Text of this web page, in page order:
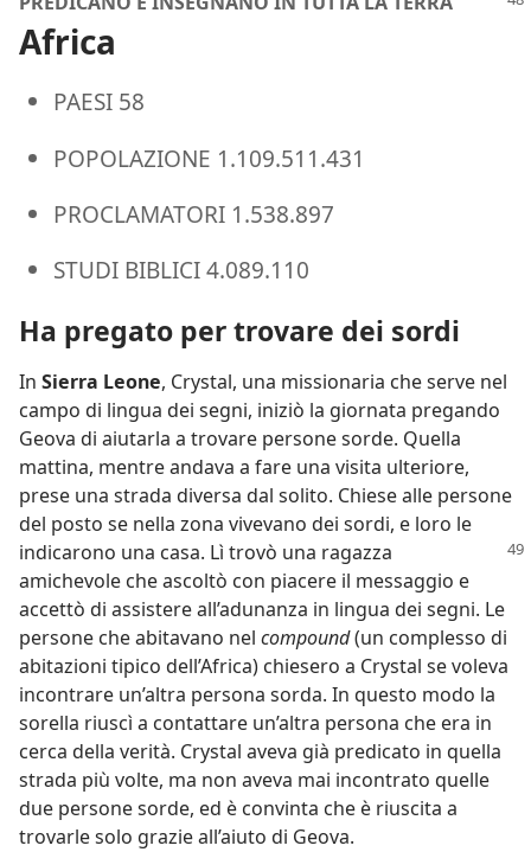
Africa
PAESI 58
POPOLAZIONE 1.109.511.431
PROCLAMATORI 1.538.897
STUDI BIBLICI 4.089.110
Ha pregato per trovare dei sordi
In Sierra Leone, Crystal, una missionaria che serve nel
campo di lingua dei segni, iniziò la giornata pregando
Geova di aiutarla a trovare persone sorde. Quella
mattina, mentre andava a fare una visita ulteriore,
prese una strada diversa dal solito. Chiese alle persone
del posto se nella zona vivevano dei sordi, e loro le
indicarono una casa. Lì trovò una ragazza
amichevole che ascoltò con piacere il messaggio e
accettò di assistere all’adunanza in lingua dei segni. Le
persone che abitavano nel compound(un complesso di
abitazioni tipico dell’Africa) chiesero a Crystal se voleva
incontrare un’altra persona sorda. In questo modo la
sorella riuscì a contattare un’altra persona che era in
cerca della verità. Crystal aveva già predicato in quella
strada più volte, ma non aveva mai incontrato quelle
due persone sorde, ed è convinta che è riuscita a
trovarle solo grazie all’aiuto di Geova.